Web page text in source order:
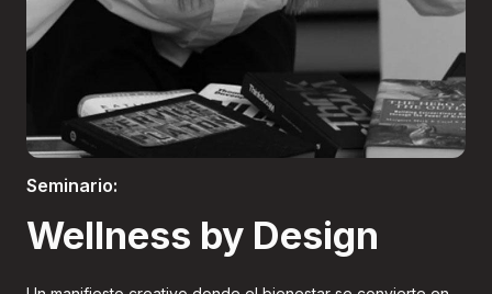
Seminario:
Wellness by Design